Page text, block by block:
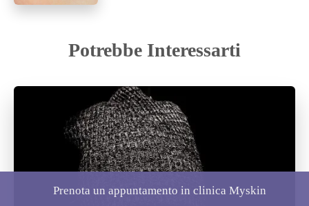
Potrebbe Interessarti
Prenota un appuntamento in clinica Myskin